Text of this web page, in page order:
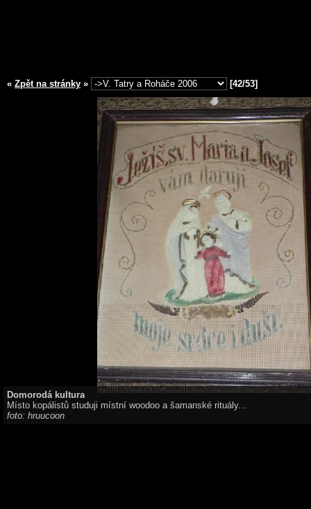
« Zpět na stránky » [42/53]
Domorodá kultura
Místo kopálistů studuji místní woodoo a šamanské rituály...
foto: hruucoon